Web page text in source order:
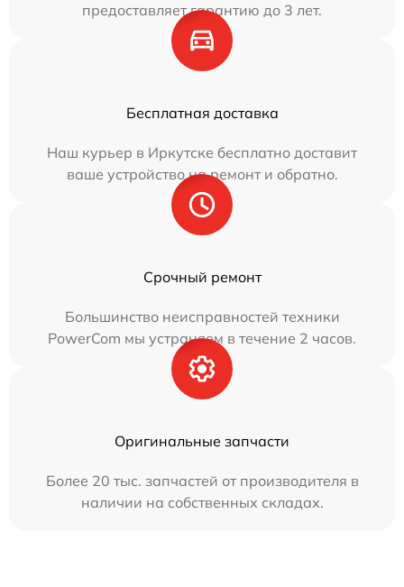
предоставляет гарантию до 3 лет.
Бесплатная доставка
Наш курьер в Иркутске бесплатно доставит
ваше устройство на ремонт и обратно.
Срочный ремонт
Большинство неисправностей техники
PowerCom мы устраняем в течение 2 часов.
Оригинальные запчасти
Более 20 тыс. запчастей от производителя в
наличии на собственных складах.